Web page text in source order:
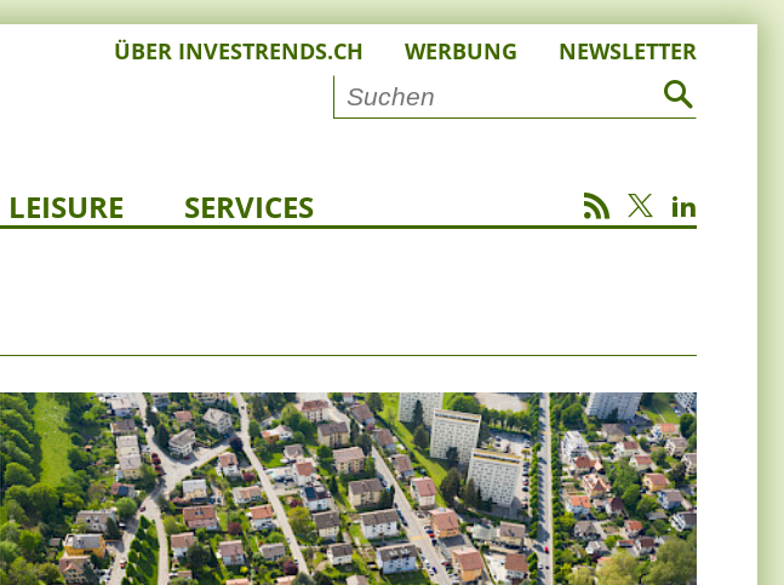
ÜBER INVESTRENDS.CH WERBUNG NEWSLETTER
LEISURE SERVICES